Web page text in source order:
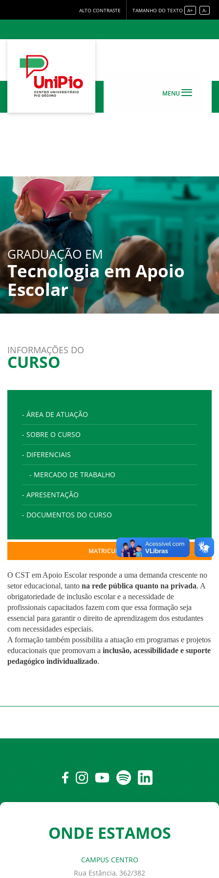
ALTO CONTRASTE TAMANHO DO TEXTO A+ A-
MENU
GRADUAÇÃO EM
Tecnologia em Apoio
Escolar
INFORMAÇÕES DO
CURSO
- ÁREA DE ATUAÇÃO
- SOBRE O CURSO
- DIFERENCIAIS
- MERCADO DE TRABALHO
- APRESENTAÇÃO
- DOCUMENTOS DO CURSO
MATRICULE-SE
O CST em Apoio Escolar responde a uma demanda crescente no
setor educacional, tanto na rede pública quanto na privada. A
obrigatoriedade de inclusão escolar e a necessidade de
profissionais capacitados fazem com que essa formação seja
essencial para garantir o direito de aprendizagem dos estudantes
com necessidades especiais.
A formação também possibilita a atuação em programas e projetos
educacionais que promovam a inclusão, acessibilidade e suporte
pedagógico individualizado.
ONDE ESTAMOS
CAMPUS CENTRO
Rua Estância, 362/382